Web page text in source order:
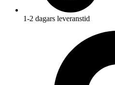
1-2 dagars leveranstid